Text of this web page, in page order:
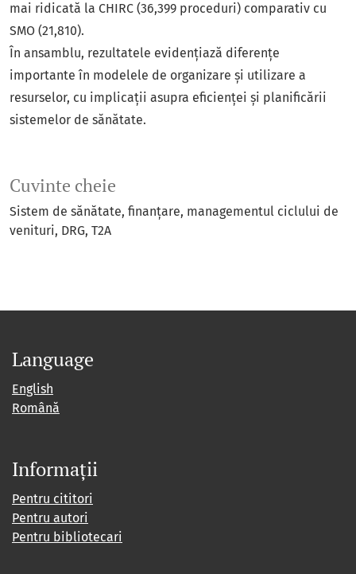
Cuvinte cheie
Sistem de sănătate finanțare managementul ciclului de
venituri DRG T2A
mai ridicată la CHIRC (36,399 proceduri) comparativ cu
SMO (21,810).
În ansamblu, rezultatele evidențiază diferențe
importante în modelele de organizare și utilizare a
resurselor, cu implicații asupra eficienței și planificării
sistemelor de sănătate.
Language
English
Română
Informații
Pentru cititori
Pentru autori
Pentru bibliotecari